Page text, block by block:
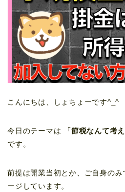
こんにちは、しょちょーです^_^
今日のテーマは 「節税なんて考
です。
前提は開業当初とか、ご自身のみ
ージしています。